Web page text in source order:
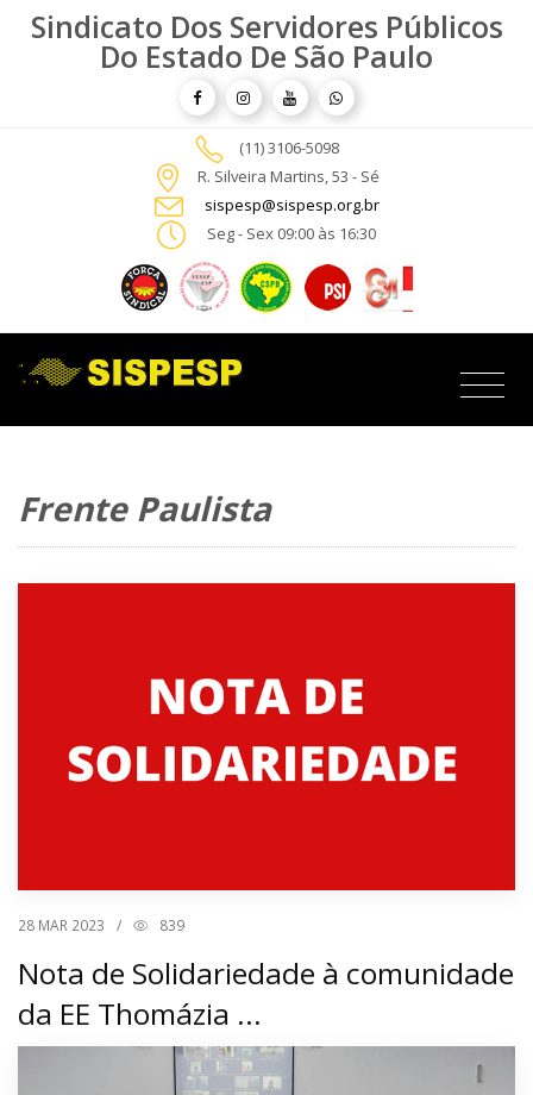
Sindicato Dos Servidores Públicos
Do Estado De São Paulo
(11) 3106-5098
R. Silveira Martins, 53 - Sé
sispesp@sispesp.org.br
Seg - Sex 09:00 às 16:30
Frente Paulista
28 MAR 2023 / 839
Nota de Solidariedade à comunidade
da EE Thomázia ...